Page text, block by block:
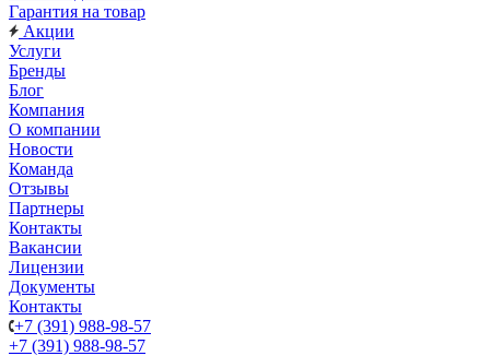
Гарантия на товар
Акции
Услуги
Бренды
Блог
Компания
О компании
Новости
Команда
Отзывы
Партнеры
Контакты
Вакансии
Лицензии
Документы
Контакты
+7 (391) 988-98-57
+7 (391) 988-98-57